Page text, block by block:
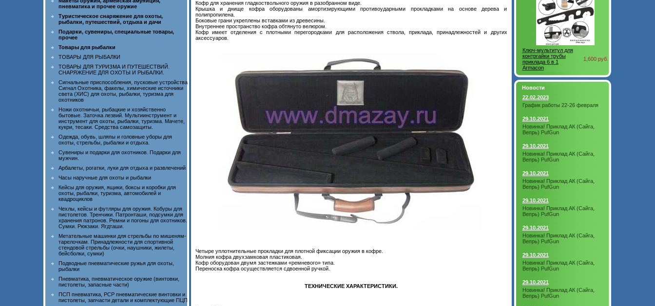
пневматика и прочее оружие
Туристическое снаряжение для охоты,
рыбалки, путешествий, отдыха и дачи
Подарки, сувениры, специальные товары,
прочее
Товары для рыбалки
ТОВАРЫ ДЛЯ РЫБАЛКИ
ТОВАРЫ ДЛЯ ТУРИЗМА И ПУТЕШЕСТВИЙ.
СНАРЯЖЕНИЕ ДЛЯ ОХОТЫ И РЫБАЛКИ.
Сигнальные приспособления, пусковые устройства
Сигнал Охотника, факелы, химические источники
света (ХИС) для охоты, рыбалки, туризма для
охотников
Ножи охотничьи, рыбацкие и хозяйственно
бытовые. Заточка лезвий. Мультиинструмент и
инструмент для охоты, рыбалки, туризма. Мачете,
кукри, тесаки. Средства самозащиты.
Одежда, обувь, шляпы и головные уборы для
охоты, стрельбы, рыбалки и отдыха.
Сувениры и подарки для охотников. Подарки для
мужчин.
Арбалеты, рогатки, луки для отдыха и развлечений
Часы наручные для охоты и рыбалки
Кейсы для оружия, ящики, боксы и коробки для
охоты, рыбалки, туризма, автомобилей и
квадроциклов
Чехлы, кейсы и футляры для оружия. Кобуры для
пистолетов. Тренчики. Патронташи, подсумки для
хранения патронов. Ремни и погоны для охотников.
Сумки. Рюкзаки. Ягдташи.
Метательные машинки для стрельбы по мишеням-
тарелочкам. Принадлежности для спортивной
стендовой стрельбы (очки, наушники, жилеты,
бейсболки, сумки)
Подводные пневматические ружья для охоты,
рыбалки
Пневматика, пневматическое оружие (винтовки,
пистолеты, запасные части)
ПСП пневматика, PCP пневматические винтовки и
пистолеты, запчасти детали и комплектующие ПЦП
Кофр для хранения гладкоствольного оружия в разобранном виде.
Крышка и днище кофра оборудованы амортизирующими противоударными прокладками на основе дерева и
полипропилена.
Боковые грани укреплены вставками из древесины.
Внутреннее пространство кофра обтянуто велюром.
Кофр имеет отделения с плотными перегородками для расположения ствола, приклада, принадлежностей и других
аксессуаров.
Четыре уплотнительные прокладки для плотной фиксации оружия в кофре.
Молния кофра двухзамковая пластиковая.
Кофр оборудован двумя застежками «ремневого» типа.
Переноска кофра осуществляется сдвоенной ручкой.
ТЕХНИЧЕСКИЕ ХАРАКТЕРИСТИКИ.
Ключ-мультитул для
контргайки трубы
приклада 6 в 1
Armacon
1,600 руб.
Новости
22.02.2023
График работы 22-26 февраля
29.10.2021
Новинка! Приклад АК (Сайга,
Вепрь) PufGun
29.10.2021
Новинка! Приклад АК (Сайга,
Вепрь) PufGun
29.10.2021
Новинка! Приклад АК (Сайга,
Вепрь) PufGun
29.10.2021
Новинка! Приклад АК (Сайга,
Вепрь) PufGun
29.10.2021
Новинка! Приклад АК (Сайга,
Вепрь) PufGun
29.10.2021
Новинка! Приклад АК (Сайга,
Вепрь) PufGun
29.10.2021
Новинка! Приклад АК (Сайга,
Вепрь) PufGun